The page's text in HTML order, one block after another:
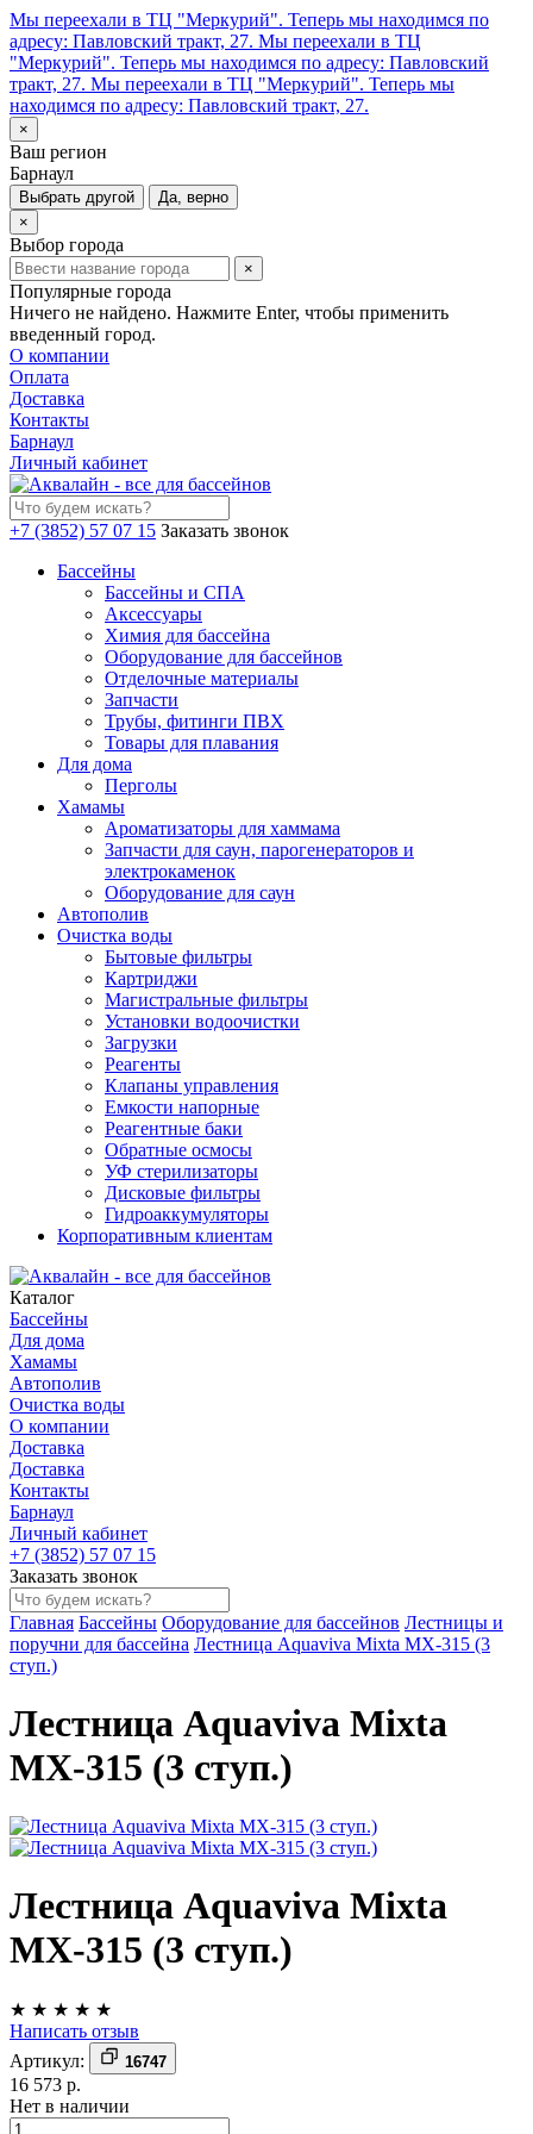
Мы переехали в ТЦ "Меркурий". Теперь мы находимся по
адресу: Павловский тракт, 27. Мы переехали в ТЦ
"Меркурий". Теперь мы находимся по адресу: Павловский
тракт, 27. Мы переехали в ТЦ "Меркурий". Теперь мы
находимся по адресу: Павловский тракт, 27.
×
Ваш регион
Барнаул
Выбрать другой
Да, верно
×
Выбор города
×
Популярные города
Ничего не найдено. Нажмите Enter, чтобы применить
введенный город.
О компании
Оплата
Доставка
Контакты
Барнаул
Личный кабинет
+7 (3852) 57 07 15 Заказать звонок
Бассейны
Бассейны и СПА
Аксессуары
Химия для бассейна
Оборудование для бассейнов
Отделочные материалы
Запчасти
Трубы, фитинги ПВХ
Товары для плавания
Для дома
Перголы
Хамамы
Ароматизаторы для хаммама
Запчасти для саун, парогенераторов и
электрокаменок
Оборудование для саун
Автополив
Очистка воды
Бытовые фильтры
Картриджи
Магистральные фильтры
Установки водоочистки
Загрузки
Реагенты
Клапаны управления
Емкости напорные
Реагентные баки
Обратные осмосы
УФ стерилизаторы
Дисковые фильтры
Гидроаккумуляторы
Корпоративным клиентам
Каталог
Бассейны
Для дома
Хамамы
Автополив
Очистка воды
О компании
Доставка
Доставка
Контакты
Барнаул
Личный кабинет
+7 (3852) 57 07 15
Заказать звонок
Главная Бассейны Оборудование для бассейнов Лестницы и
поручни для бассейна Лестница Aquaviva Mixta MX-315 (3
ступ.)
Лестница Aquaviva Mixta
MX-315 (3 ступ.)
Лестница Aquaviva Mixta
MX-315 (3 ступ.)
★ ★ ★ ★ ★
Написать отзыв
Артикул:
16747
16 573 р.
Нет в наличии